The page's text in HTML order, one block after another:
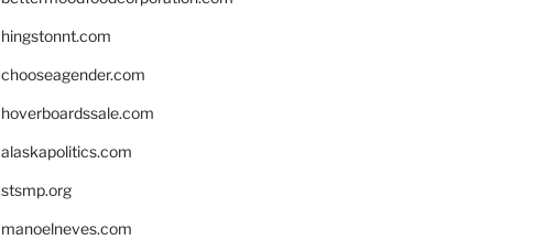
hingstonnt.com
chooseagender.com
hoverboardssale.com
alaskapolitics.com
stsmp.org
manoelneves.com